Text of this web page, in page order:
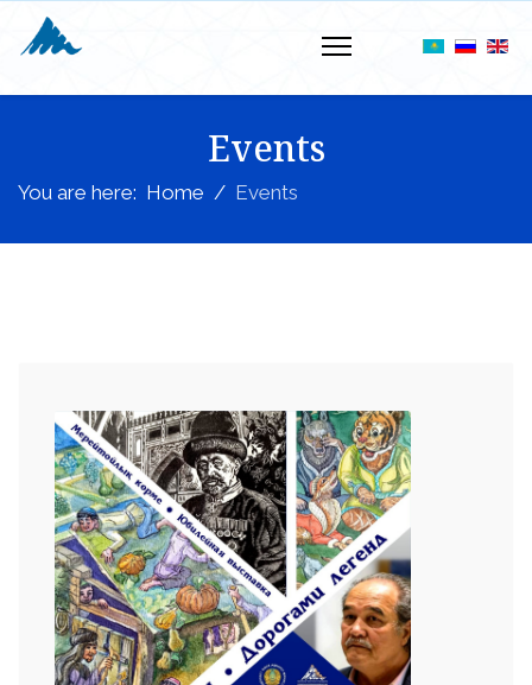
Events
You are here: Home Events